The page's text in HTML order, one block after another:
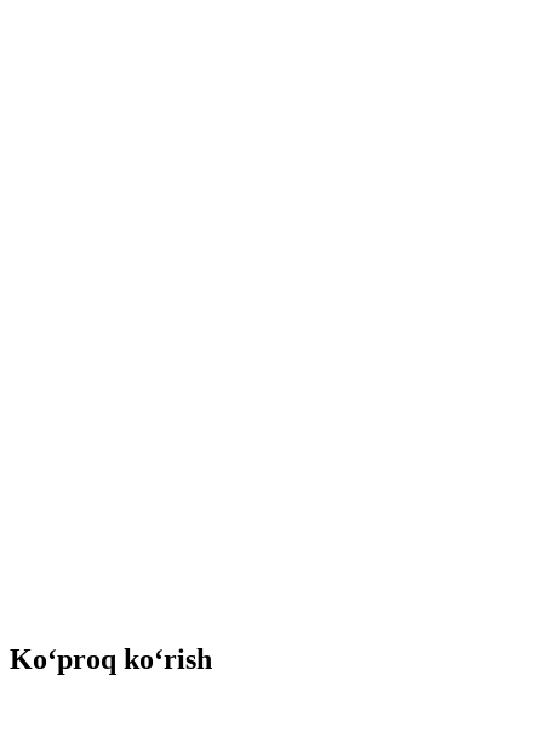
Ko‘proq ko‘rish